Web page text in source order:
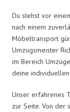
Du stehst vor
nach einem
Möbeltransport
Umzugsmeister
im Bereich
deine
Unser erfahrenes
zur Seite. Von der